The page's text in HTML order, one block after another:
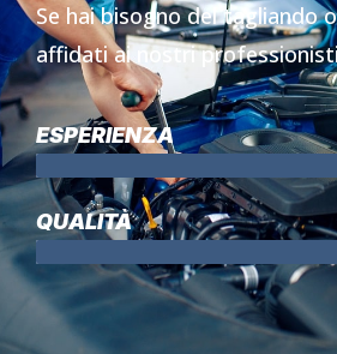
Se hai bisogno del tagliando
affidati ai nostri
ESPERIENZA
QUALITÀ